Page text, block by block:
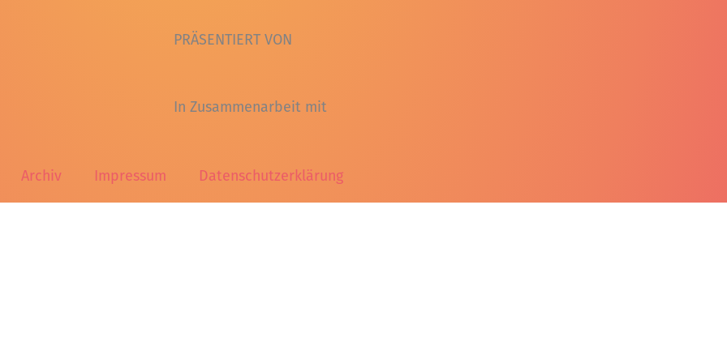
PRÄSENTIERT VON
In Zusammenarbeit mit
Archiv Impressum Datenschutzerklärung